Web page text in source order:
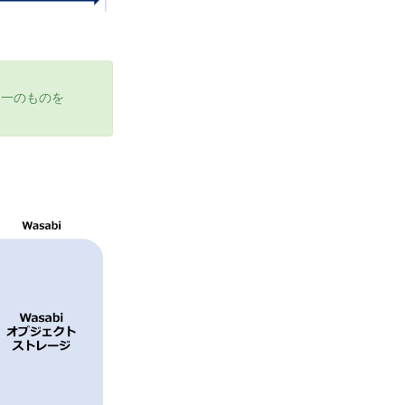
のものを